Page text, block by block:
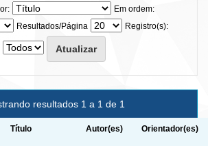
Em ordem:
Resultados/Página
Registro(s):
resultados 1 a 1 de 1
Título Autor(es) Orientador(es)